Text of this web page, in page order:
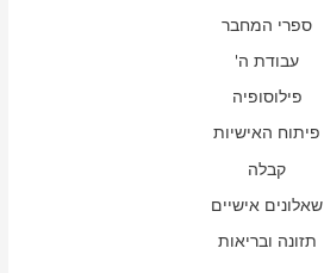
ספרי המחבר
עבודת ה'
פילוסופיה
פיתוח האישיות
קבלה
שאלונים אישיים
תזונה ובריאות